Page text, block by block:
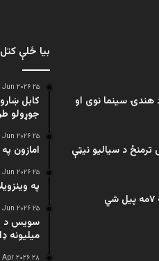
هندۍ سینما نوی او
د سیالیو نیټې
بیا ځلې
۲۵ Jun ۲۰۲۶
کابل
جوړولو
۲۵ Jun ۲۰۲۶
امازون په هند کې ۴۸
۲۵ Jun ۲۰۲۶
په
۲۵ Jun ۲۰۲۶
سویس د
میلیونه
۲۸ Apr ۲۰۲۶